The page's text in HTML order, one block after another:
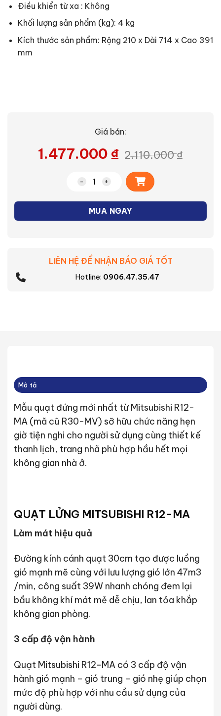
Điều khiển từ xa : Không
Khối lượng sản phẩm (kg): 4 kg
Kích thước sản phẩm: Rộng 210 x Dài 714 x Cao 391
mm
Giá bán:
1.477.000 ₫ 2.110.000₫
Quạt lửng Mitsubishi R12-MA SK số
MUA NGAY
Alternative:
LIÊN HỆ ĐỂ NHẬN BÁO GIÁ TỐT
Hotline: 0906.47.35.47
Mô tả
Mẫu quạt đứng mới nhất từ Mitsubishi R12-
MA (mã cũ R30-MV) sỡ hữu chức năng hẹn
giờ tiện nghi cho người sử dụng cùng thiết kế
thanh lịch, trang nhã phù hợp hầu hết mọi
không gian nhà ở.
QUẠT LỬNG MITSUBISHI R12-MA
Làm mát hiệu quả
Đường kính cánh quạt 30cm tạo được luồng
gió mạnh mẽ cùng với lưu lượng gió lớn 47m3
/min, công suất 39W nhanh chóng đem lại
bầu không khí mát mẻ dễ chịu, lan tỏa khắp
không gian phòng.
3 cấp độ vận hành
Quạt Mitsubishi R12-MA có 3 cấp độ vận
hành gió mạnh – gió trung – gió nhẹ giúp chọn
mức độ phù hợp với nhu cầu sử dụng của
người dùng.